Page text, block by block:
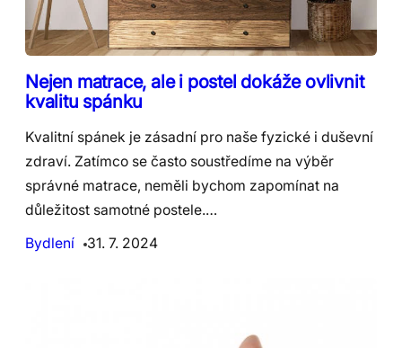
Nejen matrace, ale i postel dokáže ovlivnit
kvalitu spánku
Kvalitní spánek je zásadní pro naše fyzické i duševní
zdraví. Zatímco se často soustředíme na výběr
správné matrace, neměli bychom zapomínat na
důležitost samotné postele.…
Bydlení
31. 7. 2024